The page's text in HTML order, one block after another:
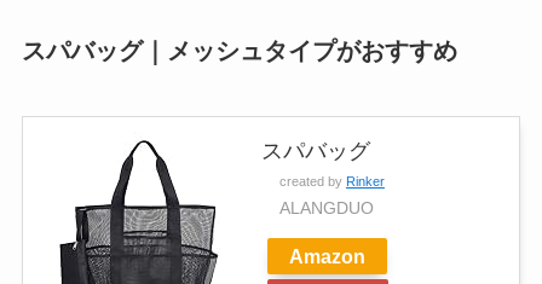
スパバッグ｜メッシュタイプがおすすめ
スパバッグ
created by Rinker
ALANGDUO
Amazon